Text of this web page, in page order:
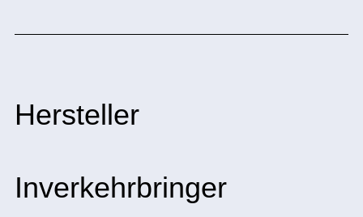
Hersteller
Inverkehrbringer